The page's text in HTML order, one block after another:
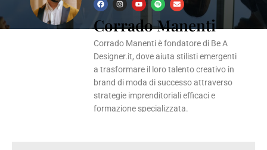
F
a
c
e
b
o
o
k
I
n
t
a
g
r
a
Y
o
u
t
u
b
e
S
p
o
t
i
f
y
E
n
e
l
o
p
e
Corrado Manenti
Corrado Manenti è fondatore di Be A
Designer.it, dove aiuta stilisti emergenti
a trasformare il loro talento creativo in
brand di moda di successo attraverso
strategie imprenditoriali efficaci e
formazione specializzata.